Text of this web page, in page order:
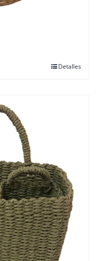
Detalles